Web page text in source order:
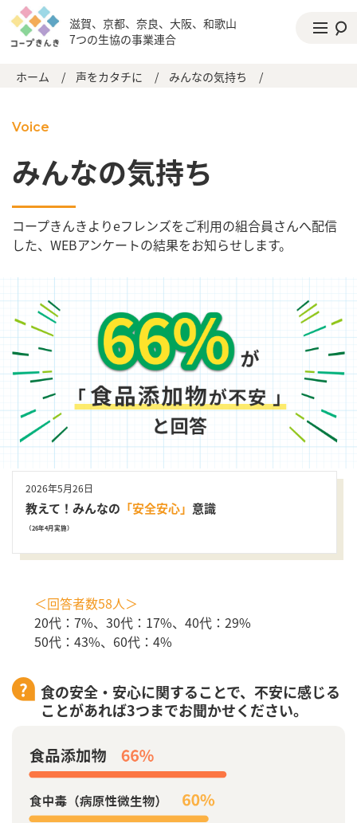
滋賀、京都、奈良、大阪、和歌山
7つの生協の事業連合
ホーム / 声をカタチに / みんなの気持ち /
Voice
みんなの気持ち
コープきんきよりeフレンズをご利用の組合員さんへ配信
した、WEBアンケートの結果をお知らせします。
2026年5月26日
教えて！みんなの 「安全安心」 意識
（26年4月実施）
＜回答者数58人＞
20代：7%、30代：17%、40代：29%
50代：43%、60代：4%
食の安全・安心に関することで、不安に感じる
ことがあれば3つまでお聞かせください。